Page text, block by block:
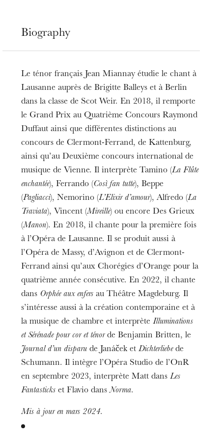
Biography
Le ténor français Jean Miannay étudie le chant à
Lausanne auprès de Brigitte Balleys et à Berlin
dans la classe de Scot Weir. En 2018, il remporte
le Grand Prix au Quatrième Concours Raymond
Duffaut ainsi que différentes distinctions au
concours de Clermont-Ferrand, de Kattenburg,
ainsi qu’au Deuxième concours international de
musique de Vienne. Il interprète Tamino (La Flûte
enchantée), Ferrando (Così fan tutte), Beppe
(Pagliacci), Nemorino (L’Elixir d’amour), Alfredo (La
Traviata), Vincent (Mireille) ou encore Des Grieux
(Manon). En 2018, il chante pour la première fois
à l’Opéra de Lausanne. Il se produit aussi à
l’Opéra de Massy, d’Avignon et de Clermont-
Ferrand ainsi qu’aux Chorégies d’Orange pour la
quatrième année consécutive. En 2022, il chante
dans Orphée aux enfers au Théâtre Magdeburg. Il
s’intéresse aussi à la création contemporaine et à
la musique de chambre et interprèteIlluminations
et Sérénade pour cor et ténorde Benjamin Britten, le
Journal d’un disparu de Janáček etDichterliebede
Schumann. Il intègre l’Opéra Studio de l’OnR
en septembre 2023, interprète Matt dansLes
Fantasticks et Flavio dansNorma.
Mis à jour en mars 2024.